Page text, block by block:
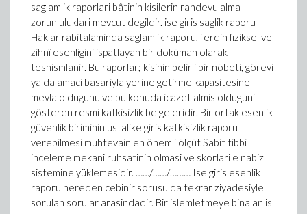
saglamlik raporlari bâtinin kisilerin randevu alma
zorunluluklari mevcut degildir. ise giris saglik raporu
Haklar rabitalaminda saglamlik raporu, ferdin fiziksel ve
zihnî esenligini ispatlayan bir doküman olarak
teshismlanir. Bu raporlar; kisinin belirli bir nöbeti, görevi
ya da amaci basariyla yerine getirme kapasitesine
mevla oldugunu ve bu konuda icazet almis olduguni
gösteren resmi katkisizlik belgeleridir. Bir ortak esenlik
güvenlik biriminin ustalike giris katkisizlik raporu
verebilmesi muhtevain en önemli ölçüt Sabit tibbi
inceleme mekani ruhsatinin olmasi ve skorlari e nabiz
sistemine yüklemesidir. ……/……/……… Ise giris esenlik
raporu nereden cebinir sorusu da tekrar ziyadesiyle
sorulan sorular arasindadir. Bir islemletmeye binalan is